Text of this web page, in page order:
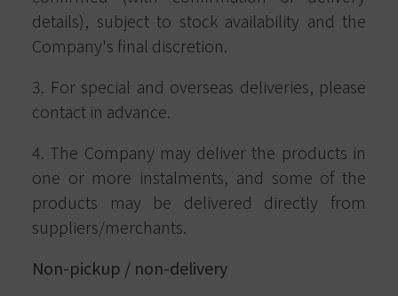
details), subject to stock availability and the
Company's final discretion.
3. For special and overseas deliveries, please
contact in advance.
4. The Company may deliver the products in
one or more instalments, and some of the
products may be delivered directly from
suppliers/merchants.
Non-pickup / non-delivery